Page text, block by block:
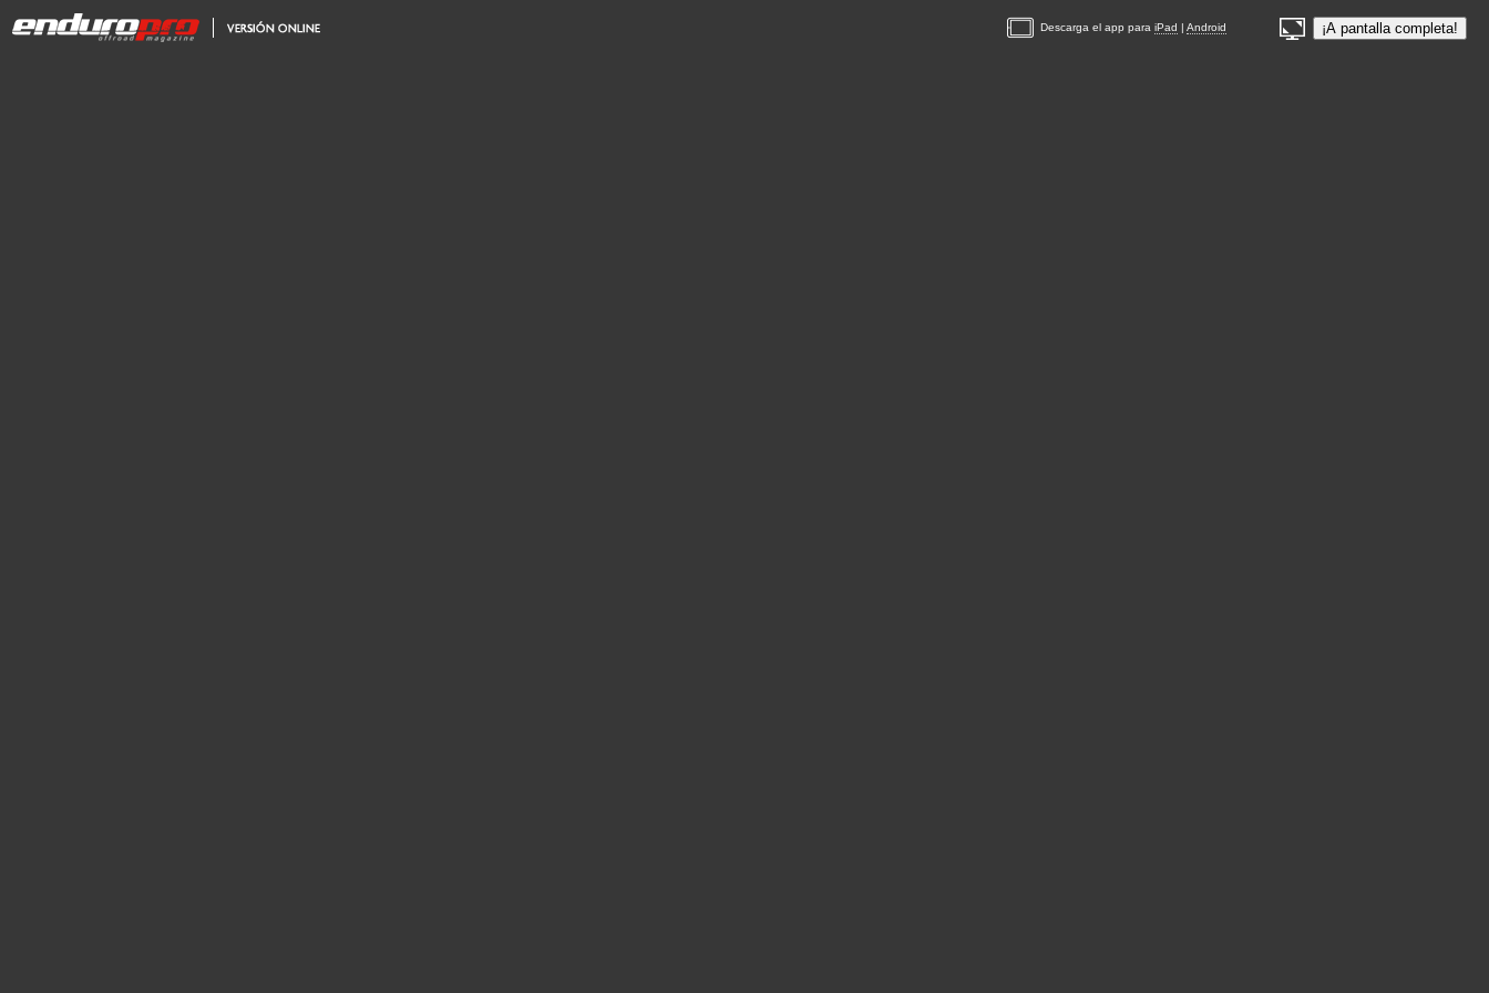
Descarga el app para iPad | Android ¡A pantalla completa!